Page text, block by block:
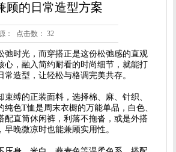
顾的日常造型方案
： 点击数： 32
弛时光，而穿搭正是这份松弛感的直观
心，融入简约耐看的时尚细节，就能打
造型，让轻松与格调完美共存。
缚的正装面料，选择棉、麻、针织、
色T恤是周末衣橱的万能单品，白色、
直筒休闲裤，利落不拖沓，或是外搭
晚微凉时也能兼顾实用性。